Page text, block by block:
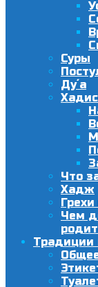
Суры
Ду´а
Что
Хадж
Чем
Традиции